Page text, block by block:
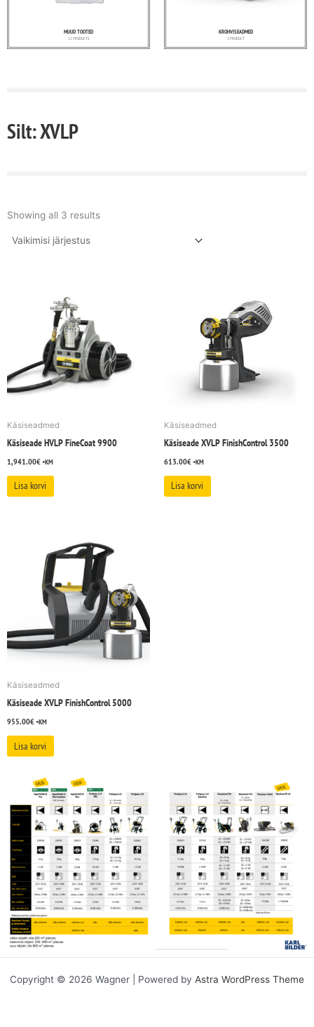
MUUD TOOTED
22 PRODUCTS
KROHVISEADMED
1 PRODUCT
Silt: XVLP
Showing all 3 results
Käsiseadmed
Käsiseade HVLP FineCoat 9900
1,941.00€+KM
Lisa korvi
Käsiseadmed
Käsiseade XVLP FinishControl 3500
613.00€+KM
Lisa korvi
Käsiseadmed
Käsiseade XVLP FinishControl 5000
955.00€+KM
Lisa korvi
Copyright © 2026 Wagner | Powered by Astra WordPress Theme